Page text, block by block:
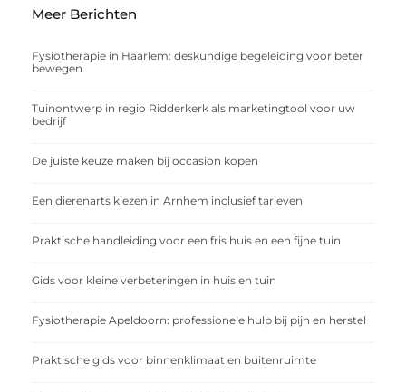
Meer Berichten
Fysiotherapie in Haarlem: deskundige begeleiding voor beter
bewegen
Tuinontwerp in regio Ridderkerk als marketingtool voor uw
bedrijf
De juiste keuze maken bij occasion kopen
Een dierenarts kiezen in Arnhem inclusief tarieven
Praktische handleiding voor een fris huis en een fijne tuin
Gids voor kleine verbeteringen in huis en tuin
Fysiotherapie Apeldoorn: professionele hulp bij pijn en herstel
Praktische gids voor binnenklimaat en buitenruimte